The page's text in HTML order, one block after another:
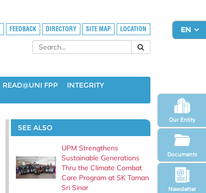
Newsletter
Our Entity
Documents
FEEDBACK DIRECTORY SITE MAP LOCATION
READ@UNI FPP
INTEGRITY
SEE ALSO
UPM Strengthens
Sustainable Generations
Thru the Climate Combat
Care Program at SK Taman
Sri Sinar